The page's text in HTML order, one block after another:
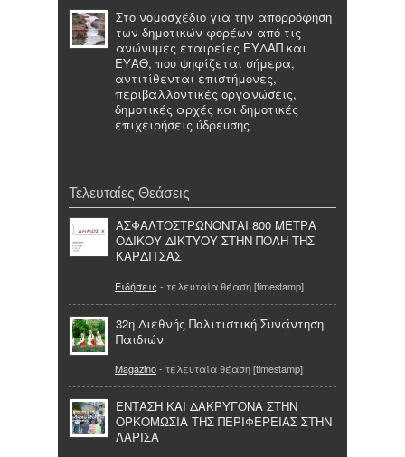
Στο νομοσχέδιο για την απορρόφηση
των δημοτικών φορέων από τις
ανώνυμες εταιρείες ΕΥΔΑΠ και
ΕΥΑΘ, που ψηφίζεται σήμερα,
αντιτίθενται επιστήμονες,
περιβαλλοντικές οργανώσεις,
δημοτικές αρχές και δημοτικές
επιχειρήσεις ύδρευσης
Τελευταίες Θεάσεις
ΑΣΦΑΛΤΟΣΤΡΩΝΟΝΤΑΙ 800 ΜΕΤΡΑ
ΟΔΙΚΟΥ ΔΙΚΤΥΟΥ ΣΤΗΝ ΠΟΛΗ ΤΗΣ
ΚΑΡΔΙΤΣΑΣ
Ειδήσεις - τελευταία θέαση [timestamp]
32η Διεθνής Πολιτιστική Συνάντηση
Παιδιών
Magazino- τελευταία θέαση [timestamp]
ΕΝΤΑΣΗ ΚΑΙ ΔΑΚΡΥΓΟΝΑ ΣΤΗΝ
ΟΡΚΟΜΩΣΙΑ ΤΗΣ ΠΕΡΙΦΕΡΕΙΑΣ ΣΤΗΝ
ΛΑΡΙΣΑ